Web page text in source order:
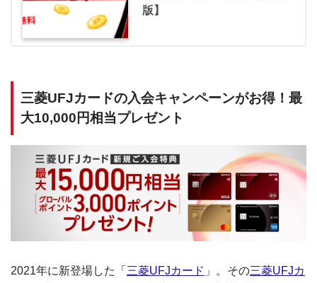
版】
三菱UFJカードの入会キャンペーンがお得！最
大10,000円相当プレゼント
2021年に新登場した「 三菱UFJカード 」。その三菱UFJカ